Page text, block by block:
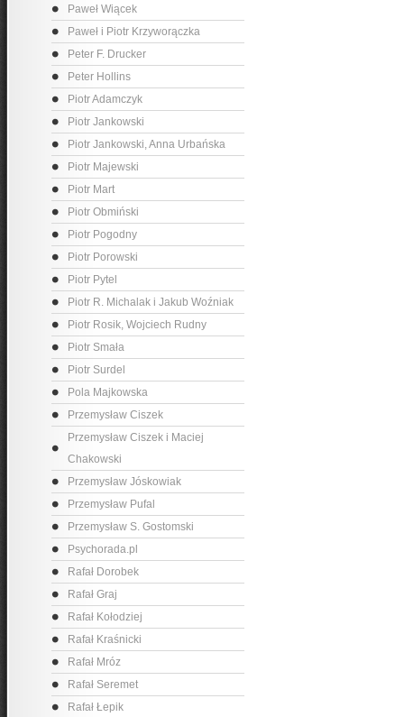
Paweł Wiącek
Paweł i Piotr Krzyworączka
Peter F. Drucker
Peter Hollins
Piotr Adamczyk
Piotr Jankowski
Piotr Jankowski, Anna Urbańska
Piotr Majewski
Piotr Mart
Piotr Obmiński
Piotr Pogodny
Piotr Porowski
Piotr Pytel
Piotr R. Michalak i Jakub Woźniak
Piotr Rosik, Wojciech Rudny
Piotr Smała
Piotr Surdel
Pola Majkowska
Przemysław Ciszek
Przemysław Ciszek i Maciej
Chakowski
Przemysław Jóskowiak
Przemysław Pufal
Przemysław S. Gostomski
Psychorada.pl
Rafał Dorobek
Rafał Graj
Rafał Kołodziej
Rafał Kraśnicki
Rafał Mróz
Rafał Seremet
Rafał Łepik